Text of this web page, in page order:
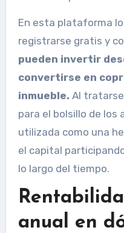
En esta plataforma
registrarse gratis y
pueden invertir
convertirse en
inmueble. Al
para el bolsillo de los
utilizada como una
el capital
lo largo del tiempo.
anual en